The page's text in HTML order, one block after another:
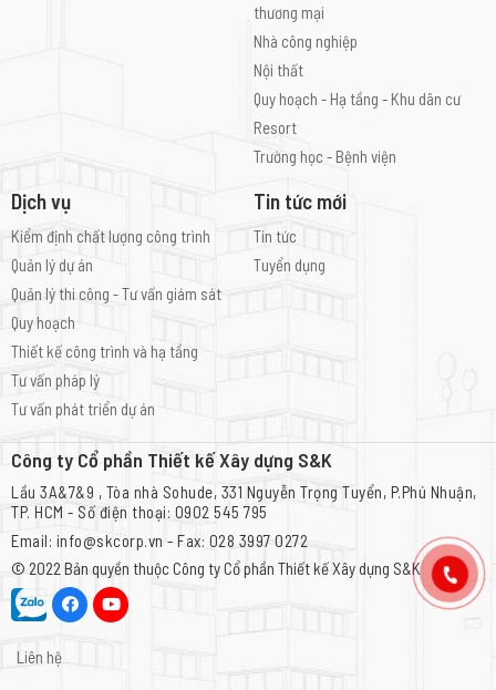
thương mại
Nhà công nghiệp
Nội thất
Quy hoạch - Hạ tầng - Khu dân cư
Resort
Trường học - Bệnh viện
Dịch vụ
Kiểm định chất lượng công trình
Quản lý dự án
Quản lý thi công - Tư vấn giám sát
Quy hoạch
Thiết kế công trình và hạ tầng
Tư vấn pháp lý
Tư vấn phát triển dự án
Tin tức mới
Tin tức
Tuyển dụng
Công ty Cổ phần Thiết kế Xây dựng S&K
Lầu 3A&7&9 , Tòa nhà Sohude, 331 Nguyễn Trọng Tuyển, P.Phú Nhuận,
TP. HCM - Số điện thoại: 0902 545 795
Email: info@skcorp.vn - Fax: 028 3997 0272
© 2022 Bản quyền thuộcCông ty Cổ phần Thiết kế Xây dựng S&K
Liên hệ